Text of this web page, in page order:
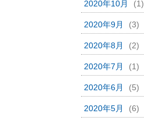
2020年10月 (1)
2020年9月 (3)
2020年8月 (2)
2020年7月 (1)
2020年6月 (5)
2020年5月 (6)